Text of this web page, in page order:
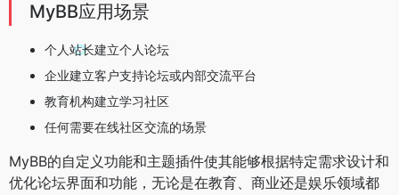
MyBB应用场景
个人站长建立个人论坛
企业建立客户支持论坛或内部交流平台
教育机构建立学习社区
任何需要在线社区交流的场景
MyBB的自定义功能和主题插件使其能够根据特定需求设计和
优化论坛界面和功能，无论是在教育、商业还是娱乐领域都